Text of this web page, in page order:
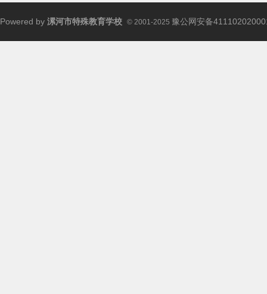
Powered by 漯河市特殊教育学校 © 2001-2025 豫公网安备